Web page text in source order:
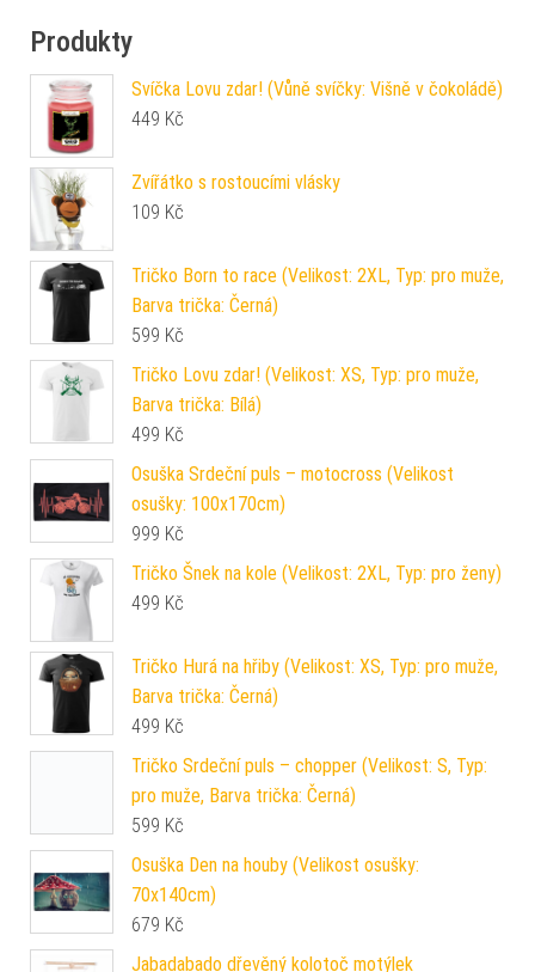
Produkty
Svíčka Lovu zdar! (Vůně svíčky: Višně v čokoládě)
449 Kč
Zvířátko s rostoucími vlásky
109 Kč
Tričko Born to race (Velikost: 2XL, Typ: pro muže,
Barva trička: Černá)
599 Kč
Tričko Lovu zdar! (Velikost: XS, Typ: pro muže,
Barva trička: Bílá)
499 Kč
Osuška Srdeční puls – motocross (Velikost
osušky: 100x170cm)
999 Kč
Tričko Šnek na kole (Velikost: 2XL, Typ: pro ženy)
499 Kč
Tričko Hurá na hřiby (Velikost: XS, Typ: pro muže,
Barva trička: Černá)
499 Kč
Tričko Srdeční puls – chopper (Velikost: S, Typ:
pro muže, Barva trička: Černá)
599 Kč
Osuška Den na houby (Velikost osušky:
70x140cm)
679 Kč
Jabadabado dřevěný kolotoč motýlek